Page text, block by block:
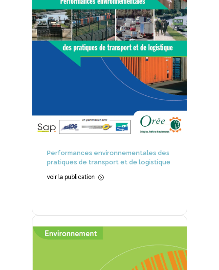
Performances environnementales des
pratiques de transport et de logistique
voir la publication =